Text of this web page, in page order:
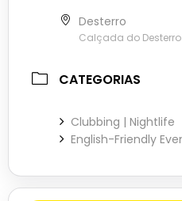
Desterro
Calçada do Desterro
CATEGORIAS
Clubbing | Nightlife
English-Friendly